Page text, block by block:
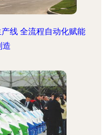
线 全流程自动化赋能
造